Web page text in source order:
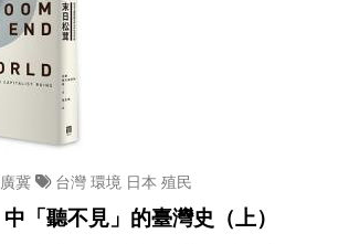
冀 台灣環境 日本 殖民
中「聽不見」的臺灣史（上）